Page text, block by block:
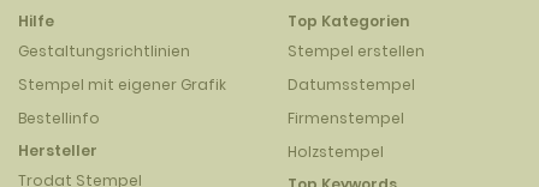
Hilfe
Gestaltungsrichtlinien
Stempel mit eigener Grafik
Bestellinfo
Hersteller
Trodat Stempel
Top Kategorien
Stempel erstellen
Datumsstempel
Firmenstempel
Holzstempel